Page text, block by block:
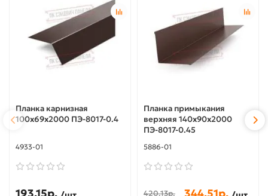
Планка карнизная
100х69х2000 ПЭ-8017-0.4
4933-01
193.15р.
Планка примыкания
верхняя 140х90х2000
ПЭ-8017-0.45
5886-01
420.13р. 344.51р.